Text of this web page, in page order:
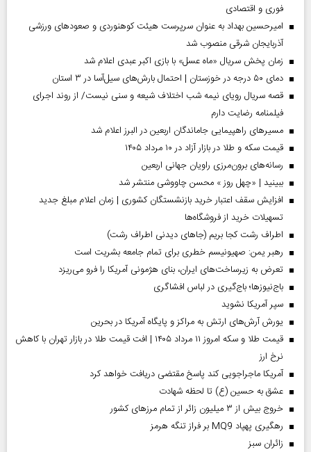
فوری و اقتصادی
امیرحسین بهداد به عنوان سرپرست هیئت کوهنوردی و صعودهای ورزشی
آذربایجان شرقی منصوب شد
زمان پخش سریال «ماه عسل» با بازی اکبر عبدی اعلام شد
دمای ۵۰ درجه در خوزستان | احتمال بارش‌های سیل‌آسا در ۳ استان
قصه سریال رویای نیمه شب اختلاف شیعه و سنی نیست/ از روند اجرای
فیلمنامه رضایت دارم
مسیر‌های راهپیمایی جاماندگان اربعین در البرز اعلام شد
قیمت سکه و طلا در بازار آزاد در ۱۰ مرداد ۱۴۰۵
رسانه‌های برون‌مرزی راویان جهانی اربعین
ببینید | «چهل روز » محسن چاووشی منتشر شد
افزایش سقف اعتبار خرید بازنشستگان کشوری | زمان اعلام مبلغ جدید
تسهیلات خرید از فروشگاه‌ها
اطراف رشت کجا بریم (جاهای دیدنی اطراف رشت)
رهبر یمن: صهیونیسم خطری برای تمام جامعه بشریت است
تعرض به زیرساخت‌های ایران، بنای هژمونی آمریکا را فرو می‌ریزد
باج‌نیوزها؛ باج‌گیری در لباس افشاگری
سپر آمریکا نشوید
یورش آرش‌های ارتش به مراکز و پایگاه‌ آمریکا در بحرین
قیمت طلا و سکه امروز ۱۱ مرداد ۱۴۰۵ | افت قیمت طلا در بازار تهران با کاهش
نرخ ارز
آمریکا ماجراجویی کند پاسخ مقتضی دریافت خواهد کرد
عشق به حسین (ع) تا لحظه شهادت
خروج بیش از ۳ میلیون زائر از تمام مرز‌های کشور
رهگیری پهپاد MQ9 بر فراز تنگه هرمز
‌زائران سبز